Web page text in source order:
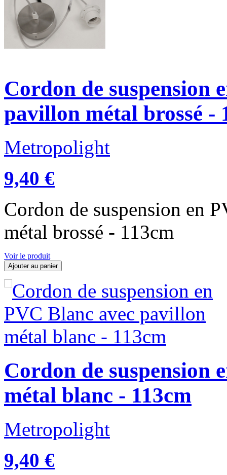
Cordon de suspension
pavillon métal brossé -
Metropolight
9,40 €
Cordon de suspension en
métal brossé - 113cm
Voir le produit
Ajouter au panier
Cordon de suspension
métal blanc - 113cm
Metropolight
9,40 €